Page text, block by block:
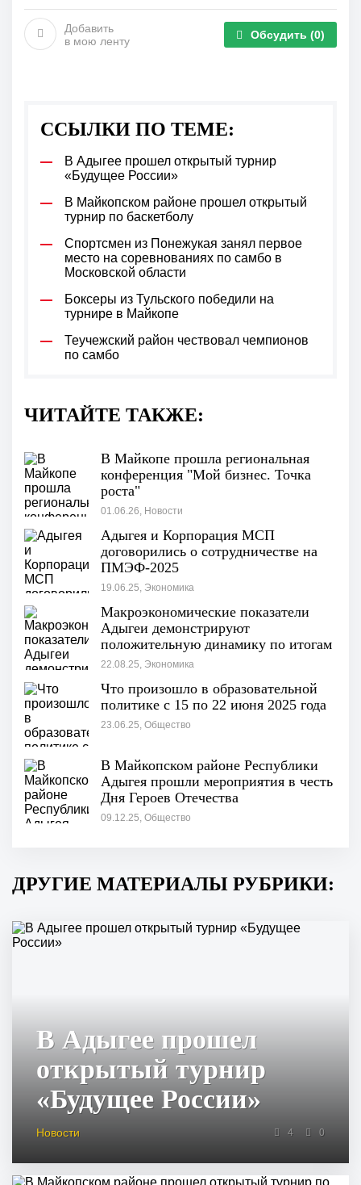
Добавить
в мою ленту
Обсудить (0)
ССЫЛКИ ПО ТЕМЕ:
В Адыгее прошел открытый турнир
«Будущее России»
В Майкопском районе прошел открытый
турнир по баскетболу
Спортсмен из Понежукая занял первое
место на соревнованиях по самбо в
Московской области
Боксеры из Тульского победили на
турнире в Майкопе
Теучежский район чествовал чемпионов
по самбо
ЧИТАЙТЕ ТАКЖЕ:
В Майкопе прошла региональная
конференция "Мой бизнес. Точка
роста"
01.06.26, Новости
Адыгея и Корпорация МСП
договорились о сотрудничестве на
ПМЭФ-2025
19.06.25, Экономика
Макроэкономические показатели
Адыгеи демонстрируют
положительную динамику по итогам
I полугодия"
22.08.25, Экономика
Что произошло в образовательной
политике с 15 по 22 июня 2025 года
23.06.25, Общество
В Майкопском районе Республики
Адыгея прошли мероприятия в честь
Дня Героев Отечества
09.12.25, Общество
ДРУГИЕ МАТЕРИАЛЫ РУБРИКИ:
В Адыгее прошел
открытый турнир
«Будущее России»
Новости 4 0